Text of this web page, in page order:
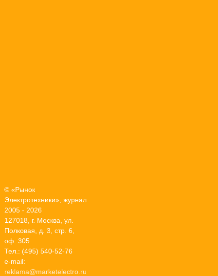
© «Рынок
Электротехники», журнал
2005 - 2026
127018, г. Москва, ул.
Полковая, д. 3, стр. 6,
оф. 305
Тел.: (495) 540-52-76
e-mail:
reklama@marketelectro.ru